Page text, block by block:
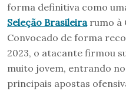
forma definitiva como
Seleção Brasileirarumo à
Convocado de forma
2023, o atacante firmou
muito jovem, entrando
principais apostas